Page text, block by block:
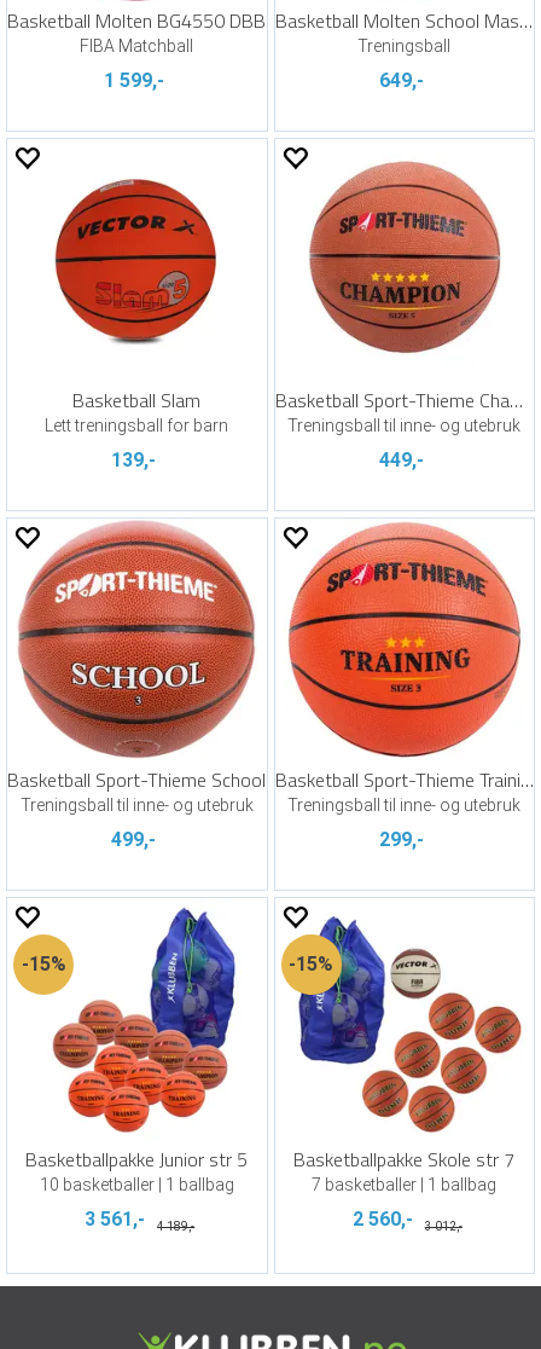
Basketball Molten BG4550 DBB
FIBA Matchball
1 599,-
Basketball Molten School Master 2021 | 7
Treningsball
649,-
Basketball Slam
Lett treningsball for barn
139,-
Basketball Sport-Thieme Champion 5
Treningsball til inne- og utebruk
449,-
Basketball Sport-Thieme School
Treningsball til inne- og utebruk
499,-
Basketball Sport-Thieme Training
Treningsball til inne- og utebruk
299,-
15%
Basketballpakke Junior str 5
10 basketballer | 1 ballbag
3 561,- 4 189,-
15%
Basketballpakke Skole str 7
7 basketballer | 1 ballbag
2 560,- 3 012,-